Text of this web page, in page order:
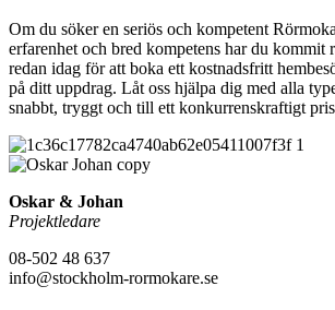
Om du söker en seriös och kompetent
erfarenhet och bred kompetens har du kommit
redan idag för att boka ett kostnadsfritt
på ditt uppdrag. Låt oss hjälpa dig med alla
snabbt, tryggt och till ett konkurrenskraftigt
Oskar & Johan
Projektledare
08-502 48 637
info@stockholm-rormokare.se